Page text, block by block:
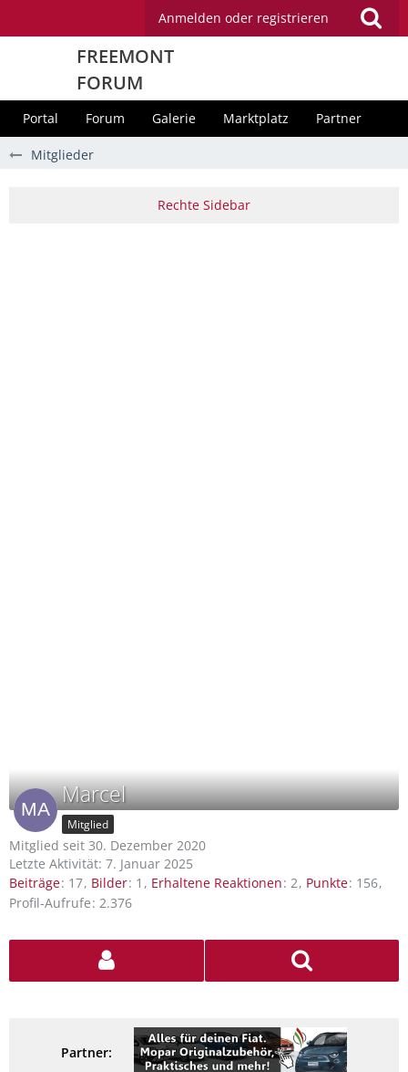
Anmelden oder registrieren
FREEMONT
FORUM
Portal Forum Galerie Marktplatz Partner
Mitglieder
Marcel
Mitglied
Mitglied seit 30. Dezember 2020
Letzte Aktivität: 7. Januar 2025
Beiträge 17 Bilder 1 Erhaltene Reaktionen 2 Punkte 156
Profil-Aufrufe 2.376
Partner: